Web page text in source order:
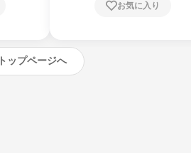
お気に入り
トップページへ